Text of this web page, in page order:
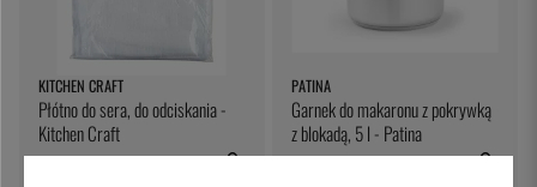
KITCHEN CRAFT
Płótno do sera, do odciskania -
Kitchen Craft
30 zł
PATINA
Garnek do makaronu z pokrywką
z blokadą, 5 l - Patina
227 zł